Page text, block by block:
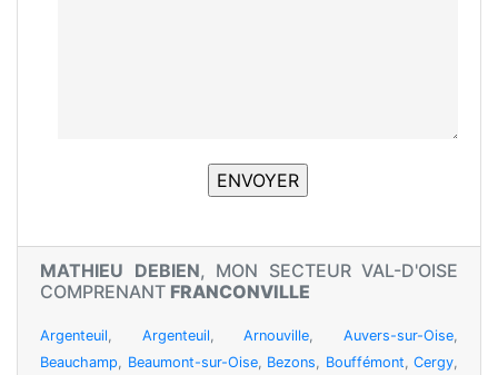
MATHIEU DEBIEN, MON SECTEUR VAL-D'OISE
COMPRENANT FRANCONVILLE
Argenteuil, Argenteuil,Arnouville,Auvers-sur-Oise,
Beauchamp, Beaumont-sur-Oise, Bezons, Bouffémont, Cergy,